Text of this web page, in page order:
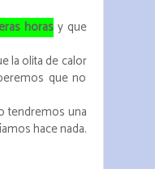
horas y que
la olita de calor
que no
tendremos una
hace nada.